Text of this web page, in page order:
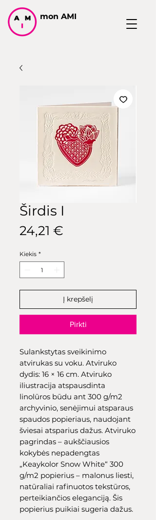
mon AMI
Širdis I
24,21 €
Kiekis *
Į krepšelį
Pirkti
Sulankstytas sveikinimo
atvirukas su voku. Atviruko
dydis: 16 × 16 cm. Atviruko
iliustracija atspausdinta
linolūros būdu ant 300 g/m2
archyvinio, senėjimui atsparaus
spaudos popieriaus, naudojant
šviesai atsparius dažus. Atviruko
pagrindas – aukščiausios
kokybės nepadengtas
„Keaykolor Snow White“ 300
g/m2 popierius – malonus liesti,
natūraliai rafinuotos tekstūros,
perteikiančios eleganciją. Šis
popierius puikiai sugeria dažus.